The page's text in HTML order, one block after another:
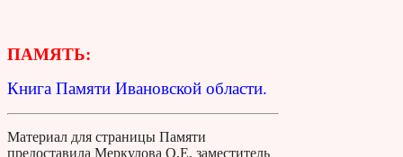
ПАМЯТЬ:
Книга Памяти Ивановской области.
Материал для страницы Памяти
предоставила Меркулова О.Е, заместитель